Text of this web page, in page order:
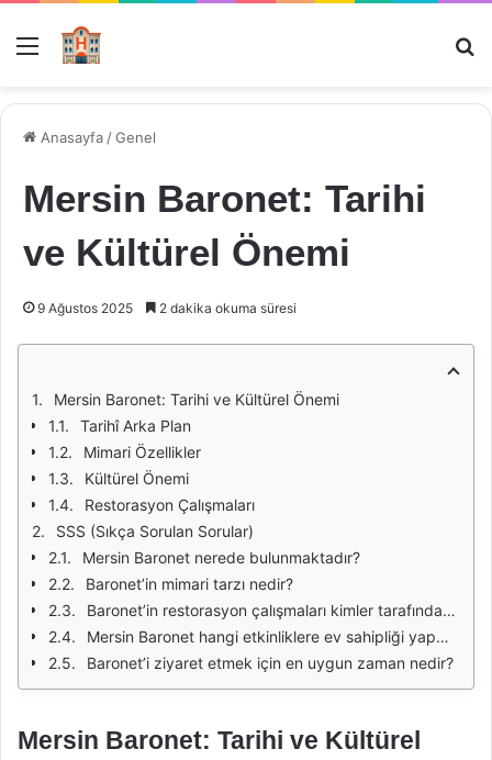
Menü
Anasayfa /Genel
Mersin Baronet: Tarihi
ve Kültürel Önemi
9 Ağustos 2025 2 dakika okuma süresi
Mersin Baronet: Tarihi ve Kültürel Önemi
Tarihî Arka Plan
Mimari Özellikler
Kültürel Önemi
Restorasyon Çalışmaları
SSS (Sıkça Sorulan Sorular)
Mersin Baronet nerede bulunmaktadır?
Baronet’in mimari tarzı nedir?
Baronet’in restorasyon çalışmaları kimler tarafından yapılmaktadır?
Mersin Baronet hangi etkinliklere ev sahipliği yapmaktadır?
Baronet’i ziyaret etmek için en uygun zaman nedir?
Mersin Baronet: Tarihi ve Kültürel